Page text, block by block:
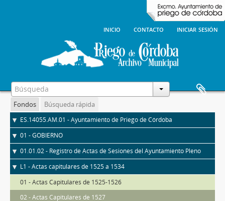
inicio contacto iniciar sesión
Fondos Búsqueda rápida
ES.14055.AM.01 - Ayuntamiento de Priego de Córdoba
01 - GOBIERNO
01.01.02 - Registro de Actas de Sesiones del Ayuntamiento Pleno
L1 - Actas capitulares de 1525 a 1534
01 - Actas Capitulares de 1525-1526
02 - Actas Capitulares de 1527